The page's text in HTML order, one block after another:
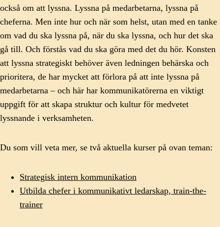
också om att lyssna. Lyssna på medarbetarna, lyssna på
cheferna. Men inte hur och när som helst, utan med en tanke
om vad du ska lyssna på, när du ska lyssna, och hur det ska
gå till. Och förstås vad du ska göra med det du hör. Konsten
att lyssna strategiskt behöver även ledningen behärska och
prioritera, de har mycket att förlora på att inte lyssna på
medarbetarna – och här har kommunikatörerna en viktigt
uppgift för att skapa struktur och kultur för medvetet
lyssnande i verksamheten.
Du som vill veta mer, se två aktuella kurser på ovan teman:
Strategisk intern kommunikation
Utbilda chefer i kommunikativt ledarskap, train-the-
trainer